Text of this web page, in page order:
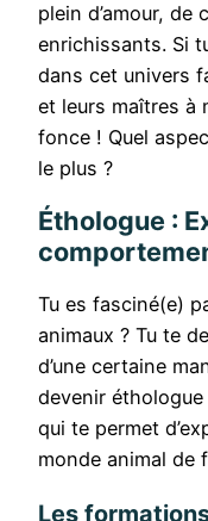
plein d’amour,
enrichissants. Si
dans cet univers
et leurs maîtres à
fonce ! Quel
le plus ?
Éthologue :
Tu es fasciné(e)
animaux ? Tu te
d’une certaine
devenir éthologue
qui te permet
monde animal de
Les